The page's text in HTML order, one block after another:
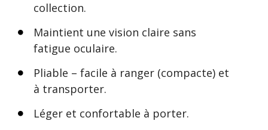
collection.
Maintient une vision claire sans
fatigue oculaire.
Pliable – facile à ranger (compacte) et
à transporter.
Léger et confortable à porter.